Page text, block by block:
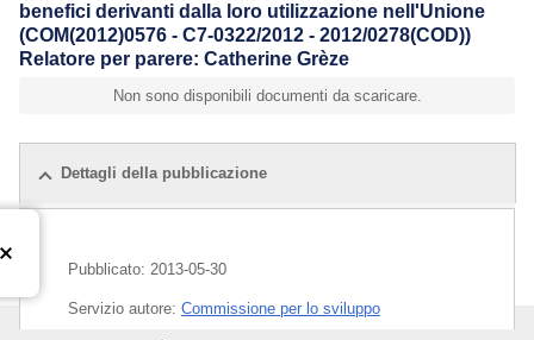
benefici derivanti dalla loro utilizzazione nell'Unione
(COM(2012)0576 - C7-0322/2012 - 2012/0278(COD))
Relatore per parere: Catherine Grèze
Non sono disponibili documenti da scaricare.
Dettagli della pubblicazione
Pubblicato: 2013-05-30
Servizio autore: Commissione per lo sviluppo